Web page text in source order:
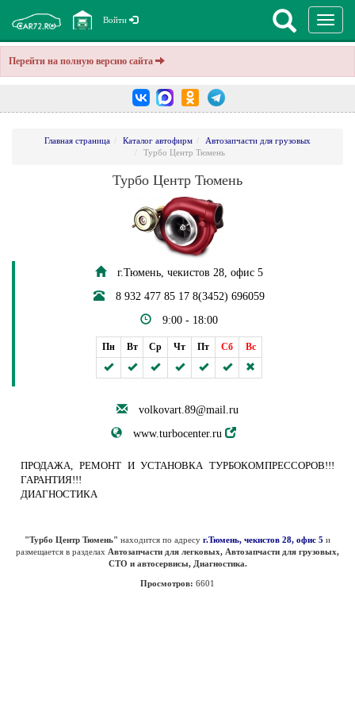
Перейти на полную версию сайта
Войти
Главная страница Каталог автофирм
Автозапчасти для грузовых
Турбо Центр Тюмень
Турбо Центр Тюмень
г.Тюмень, чекистов 28, офис 5
8 932 477 85 17 8(3452) 696059
9:00 - 18:00
Пн Вт Ср Чт Пт Сб Вс
volkovart.89@mail.ru
www.turbocenter.ru
ПРОДАЖА, РЕМОНТ И УСТАНОВКА ТУРБОКОМПРЕССОРОВ!!!
ГАРАНТИЯ!!!
ДИАГНОСТИКА
"Турбо Центр Тюмень" находится по адресу г.Тюмень, чекистов 28, офис 5 и
размещается в разделах Автозапчасти для легковых, Автозапчасти для грузовых,
СТО и автосервисы, Диагностика.
Просмотров: 6601